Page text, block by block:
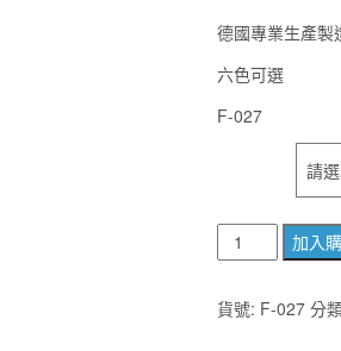
德國專業生產製
六色可選
F-027
國
HANSGROHE
52105
加入
貨號: F-027 分